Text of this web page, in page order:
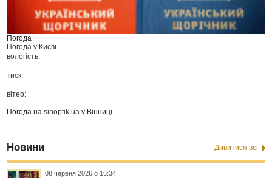
Погода
Погода у Києві
вологість:
тиск:
вітер:
Погода наsinoptik.ua у Вінниці
Новини Дивитися всі
08 червня 2026 о 16:34